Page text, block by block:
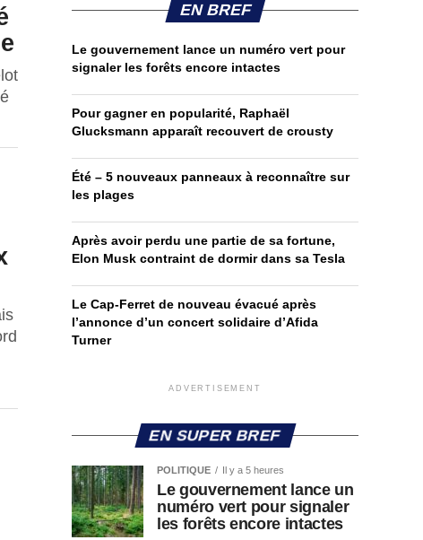
EN BREF
Le gouvernement lance un numéro vert pour
signaler les forêts encore intactes
Pour gagner en popularité, Raphaël
Glucksmann apparaît recouvert de crousty
Été – 5 nouveaux panneaux à reconnaître sur
les plages
Après avoir perdu une partie de sa fortune,
Elon Musk contraint de dormir dans sa Tesla
Le Cap-Ferret de nouveau évacué après
l’annonce d’un concert solidaire d’Afida
Turner
ADVERTISEMENT
EN SUPER BREF
POLITIQUE Il y a 5 heures
Le gouvernement lance un
numéro vert pour signaler
les forêts encore intactes